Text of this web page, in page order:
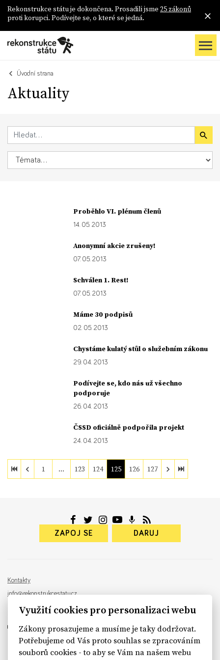
Rekonstrukce státu je dokončena. Prosadili jsme 25 zákonů
proti korupci. Podívejte se, o které se jedná.
Úvodní strana
Aktuality
Proběhlo VI. plénum členů
14. 05. 2013
Anonymní akcie zrušeny!
07. 05. 2013
Schválen 1. Rest!
07. 05. 2013
Máme 30 podpisů
02. 05. 2013
Chystáme kulatý stůl o služebním zákonu
29. 04. 2013
Podívejte se, kdo nás už všechno
podporuje
26. 04. 2013
ČSSD oficiálně podpořila projekt
24. 04. 2013
1 … 123 124 125 126 127
ZAPOJ SE DARUJ
Kontakty
info@rekonstrukcestatu.cz
Návrh a vývoj: Sinfin , ilustrace:
sinfin.digital
Využití cookies pro personalizaci webu
Zákony prosazujeme a musíme je taky dodržovat.
Potřebujeme od Vás proto souhlas se zpracováním
souborů cookies - to aby se Vám na našem webu